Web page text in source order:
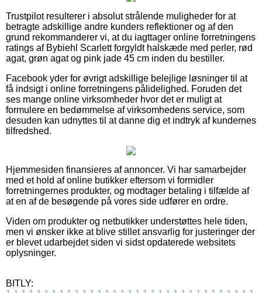
Trustpilot resulterer i absolut strålende muligheder for at
betragte adskillige andre kunders reflektioner og af den
grund rekommanderer vi, at du iagttager online forretningens
ratings af Bybiehl Scarlett forgyldt halskæde med perler, rød
agat, grøn agat og pink jade 45 cm inden du bestiller.
Facebook yder for øvrigt adskillige belejlige løsninger til at
få indsigt i online forretningens pålidelighed. Foruden det
ses mange online virksomheder hvor det er muligt at
formulere en bedømmelse af virksomhedens service, som
desuden kan udnyttes til at danne dig et indtryk af kundernes
tilfredshed.
Hjemmesiden finansieres af annoncer. Vi har samarbejder
med et hold af online butikker eftersom vi formidler
forretningernes produkter, og modtager betaling i tilfælde af
at en af de besøgende på vores side udfører en ordre.
Viden om produkter og netbutikker understøttes hele tiden,
men vi ønsker ikke at blive stillet ansvarlig for justeringer der
er blevet udarbejdet siden vi sidst opdaterede websitets
oplysninger.
BITLY: